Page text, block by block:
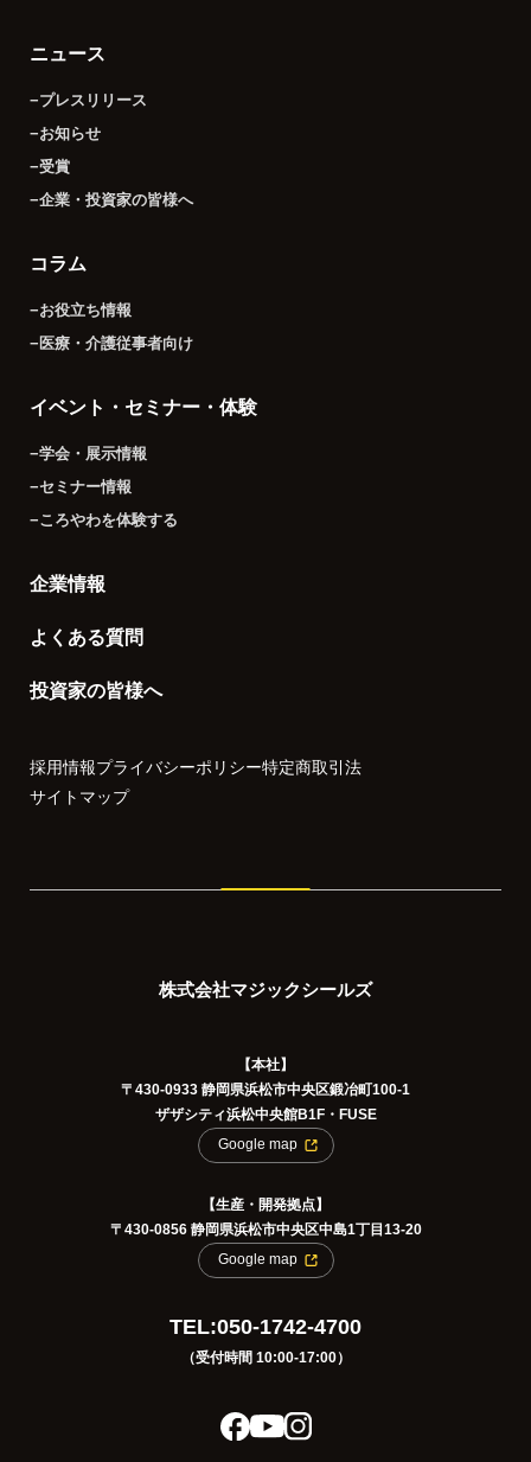
ニュース
−プレスリリース
−お知らせ
−受賞
−企業・投資家の皆様へ
コラム
−お役立ち情報
−医療・介護従事者向け
イベント・セミナー・体験
−学会・展示情報
−セミナー情報
−ころやわを体験する
企業情報
よくある質問
投資家の皆様へ
採用情報プライバシーポリシー特定商取引法
サイトマップ
株式会社マジックシールズ
【本社】
〒430-0933 静岡県浜松市中央区鍛冶町100-1
ザザシティ浜松中央館B1F・FUSE
Google map
【生産・開発拠点】
〒430-0856 静岡県浜松市中央区中島1丁目13-20
Google map
TEL:050-1742-4700
（受付時間 10:00-17:00）